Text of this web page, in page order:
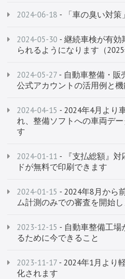
2023-11-17 - 2024年1月より
化されます
2023-12-15 - 自動車整備工場
るために今できること
2024-01-15 - 2024年8月から
ム計測のみでの審査を開始し
2024-01-11 - 『支払総額』対
ドが無料で印刷できます
2024-04-15 - 2024年4月より
れ、整備ソフトへの車両デ
す
2024-05-27 - 自動車整備・
公式アカウントの活用例と
2024-05-30 - 継続車検が有効
られるようになります（2025
2024-06-18 - 「車の臭い対策